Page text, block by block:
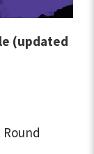
(updated